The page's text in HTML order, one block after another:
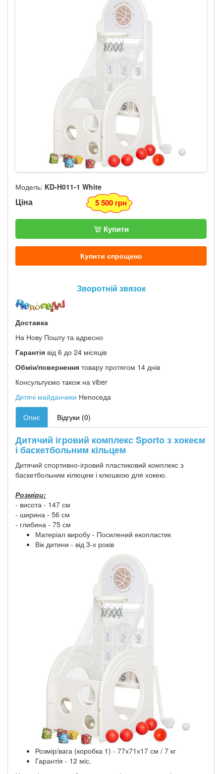
Модель: KD-H011-1 White
Ціна 5 500 грн
Купити
Купити спрощено
Зворотній звязок
Доставка
На Нову Пошту та адресно
Гарантія від 6 до 24 місяців
Обмін/повернення товару протягом 14 днів
Консультуємо також на viber
Дитячі майданчики Непоседа
Опис Відгуки (0)
Дитячий ігровий комплекс Sporto з хокеєм
і баскетбольним кільцем
Дитячий спортивно-ігровий пластиковий комплекс з
баскетбольним кілюцем і клюшкою для хокею.
Розміри:
- висота - 147 см
- ширина - 56 см
- глибина - 75 см
Матеріал виробу - Посилений екопластик
Вік дитини - від 3-х років
Розмір/вага (коробка 1) - 77х71х17 см / 7 кг
Гарантія - 12 міс.